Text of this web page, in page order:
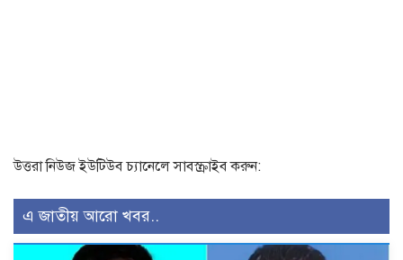
উত্তরা নিউজ ইউটিউব চ্যানেলে সাবস্ক্রাইব করুন:
এ জাতীয় আরো খবর..